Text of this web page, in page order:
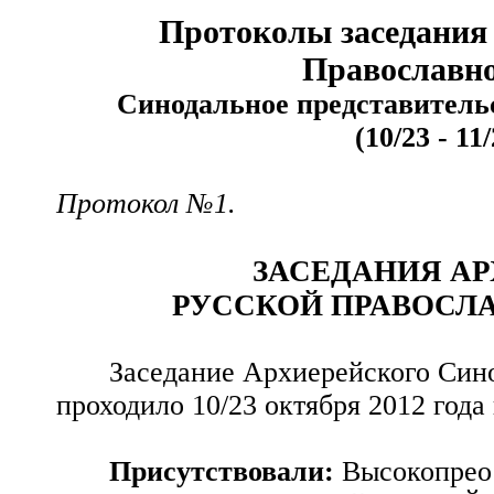
Протоколы
Синодальное
(10/23 -
Протокол №1.
ЗАСЕДАНИЯ
РУССКОЙ
Заседание Архиерейского
проходило 10/23 октября 2012
Присутствовали: